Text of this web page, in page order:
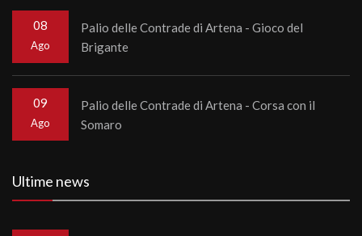
08
Ago
Palio delle Contrade di Artena - Gioco del
Brigante
09
Ago
Palio delle Contrade di Artena - Corsa con il
Somaro
Ultime news